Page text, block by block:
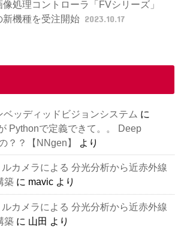
像処理コントローラ「FVシリーズ」
新機種を受注開始 2023.10.17
ベッディッドビジョンシステム に
Pythonで定義できて。。 Deep
？？【NNgen】
より
カメラによる 分光分析から近赤外線
築 に mavic より
カメラによる 分光分析から近赤外線
築 に 山田 より